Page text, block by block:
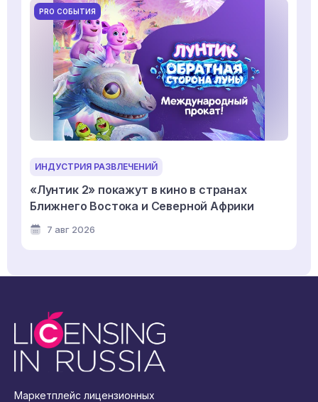
PRO СОБЫТИЯ
ИНДУСТРИЯ РАЗВЛЕЧЕНИЙ
«Лунтик 2» покажут в кино в странах
Ближнего Востока и Северной Африки
7 авг 2026
Маркетплейс лицензионных